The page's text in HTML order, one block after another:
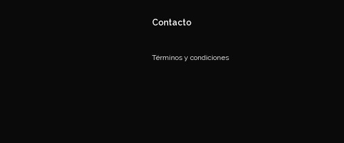
Contacto
Términos y condiciones